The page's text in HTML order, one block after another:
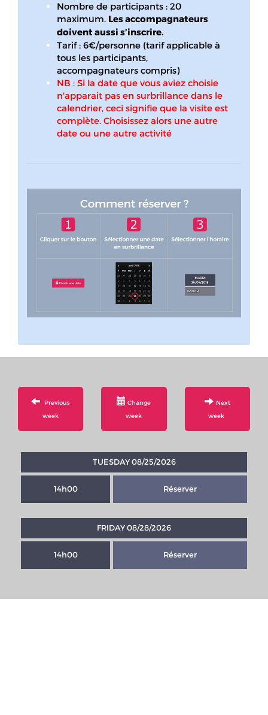
Nombre de participants : 20
maximum. Les accompagnateurs
doivent aussi s’inscrire.
Tarif : 6€/personne (tarif applicable à
tous les participants,
accompagnateurs compris)
NB : Si la date que vous aviez choisie
n'apparait pas en surbrillance dans le
calendrier, ceci signifie que la visite est
complète. Choisissez alors une autre
date ou une autre activité
Previous
week
Change
week
Next
week
TUESDAY 08/25/2026
14h00 Réserver
FRIDAY 08/28/2026
14h00 Réserver